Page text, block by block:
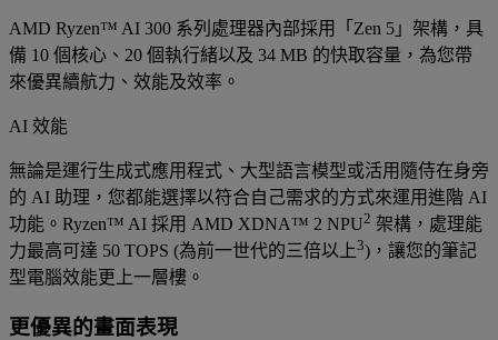
AMD Ryzen™ AI 300 系列處理器內部採用「Zen 5」架構，具
備 10 個核心、20 個執行緒以及 34 MB 的快取容量，為您帶
來優異續航力、效能及效率。
AI 效能
無論是運行生成式應用程式、大型語言模型或活用隨侍在身旁
的 AI 助理，您都能選擇以符合自己需求的方式來運用進階 AI
功能。Ryzen™ AI 採用 AMD XDNA™ 2 NPU2 架構，處理能
力最高可達 50 TOPS (為前一世代的三倍以上3)，讓您的筆記
型電腦效能更上一層樓。
更優異的畫面表現